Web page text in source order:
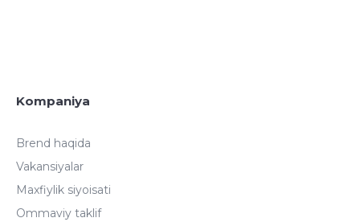
Kompaniya
Brend haqida
Vakansiyalar
Maxfiylik siyoisati
Ommaviy taklif